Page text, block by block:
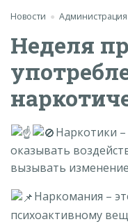
Новости
Неделя
Наркотики
оказывать
вызывать
Наркомания –
психоактивному